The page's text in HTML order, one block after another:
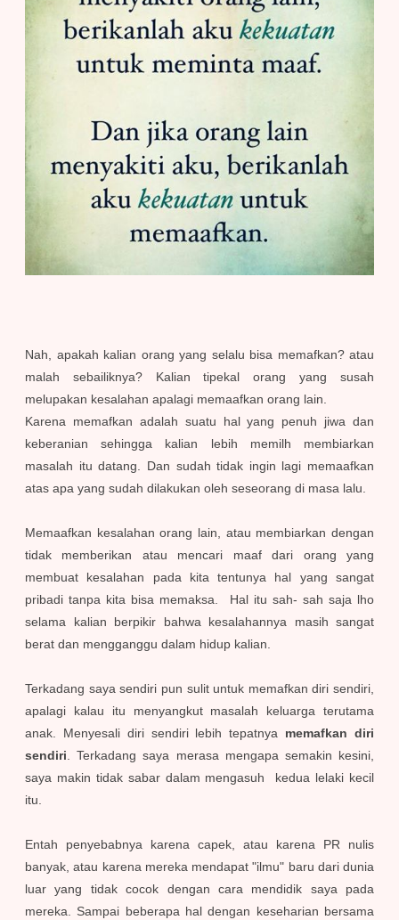
Nah, apakah kalian orang yang selalu bisa memafkan? atau
malah sebailiknya? Kalian tipekal orang yang susah
melupakan kesalahan apalagi memaafkan orang lain.
Karena memafkan adalah suatu hal yang penuh jiwa dan
keberanian sehingga kalian lebih memilh membiarkan
masalah itu datang. Dan sudah tidak ingin lagi memaafkan
atas apa yang sudah dilakukan oleh seseorang di masa lalu.
Memaafkan kesalahan orang lain, atau membiarkan dengan
tidak memberikan atau mencari maaf dari orang yang
membuat kesalahan pada kita tentunya hal yang sangat
pribadi tanpa kita bisa memaksa. Hal itu sah- sah saja lho
selama kalian berpikir bahwa kesalahannya masih sangat
berat dan mengganggu dalam hidup kalian.
Terkadang saya sendiri pun sulit untuk memafkan diri sendiri,
apalagi kalau itu menyangkut masalah keluarga terutama
anak. Menyesali diri sendiri lebih tepatnya memafkan diri
sendiri. Terkadang saya merasa mengapa semakin kesini,
saya makin tidak sabar dalam mengasuh kedua lelaki kecil
itu.
Entah penyebabnya karena capek, atau karena PR nulis
banyak, atau karena mereka mendapat "ilmu" baru dari dunia
luar yang tidak cocok dengan cara mendidik saya pada
mereka. Sampai beberapa haldengan keseharian bersama